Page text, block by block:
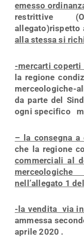
emesso
restrittive
allegato)rispetto
alla stessa si
-mercarti coperti
la regione
merceologiche-
da parte del
ogni specifico
– la consegna
che la regione
commerciali al
nell’allegato 1
-la vendita via
ammessa
aprile 2020 .